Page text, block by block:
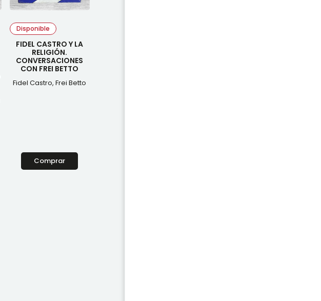
Disponible
FIDEL CASTRO Y LA
RELIGIÓN.
CONVERSACIONES
CON FREI BETTO
Fidel Castro, Frei Betto
Comprar